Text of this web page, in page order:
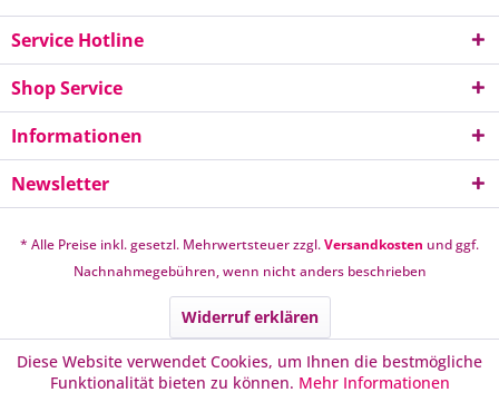
Service Hotline
Shop Service
Informationen
Newsletter
* Alle Preise inkl. gesetzl. Mehrwertsteuer zzgl.Versandkosten und ggf.
Nachnahmegebühren, wenn nicht anders beschrieben
Widerruf erklären
Diese Website verwendet Cookies, um Ihnen die bestmögliche
Funktionalität bieten zu können. Mehr Informationen